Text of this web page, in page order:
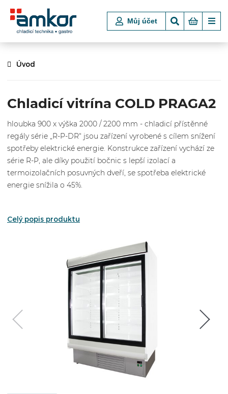
Můj účet
Úvod
Chladicí vitrína COLD PRAGA2
hloubka 900 x výška 2000 / 2200 mm - chladicí přístěnné
regály série „R-P-DR“ jsou zařízení vyrobené s cílem snížení
spotřeby elektrické energie. Konstrukce zařízení vychází ze
série R-P, ale díky použití bočnic s lepší izolací a
termoizolačních posuvných dveří, se spotřeba elektrické
energie snížila o 45%.
Celý popis produktu